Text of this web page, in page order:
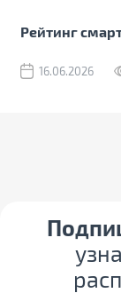
Рейтинг
16.06.2026